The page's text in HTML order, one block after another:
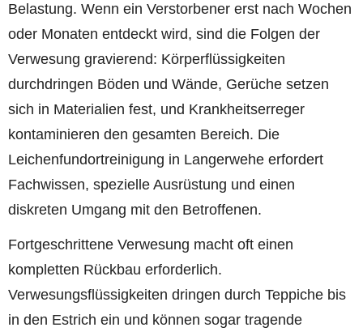
Belastung. Wenn ein Verstorbener erst nach Wochen
oder Monaten entdeckt wird, sind die Folgen der
Verwesung gravierend: Körperflüssigkeiten
durchdringen Böden und Wände, Gerüche setzen
sich in Materialien fest, und Krankheitserreger
kontaminieren den gesamten Bereich. Die
Leichenfundortreinigung in Langerwehe erfordert
Fachwissen, spezielle Ausrüstung und einen
diskreten Umgang mit den Betroffenen.
Fortgeschrittene Verwesung macht oft einen
kompletten Rückbau erforderlich.
Verwesungsflüssigkeiten dringen durch Teppiche bis
in den Estrich ein und können sogar tragende